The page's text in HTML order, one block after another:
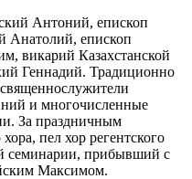
Антоний, епископ
Анатолий, епископ
викарий Казахстанской
Геннадий. Традиционно
и многочисленные
За праздничным
пел хор регентского
семинарии, прибывший с
Максимом.